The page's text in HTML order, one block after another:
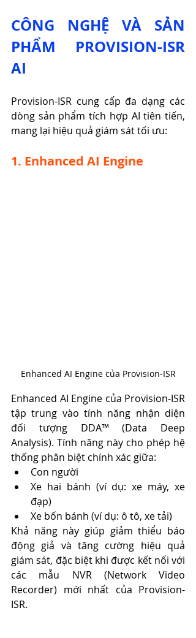
CÔNG NGHỆ VÀ SẢN
PHẨM PROVISION-ISR
AI
Provision-ISR cung cấp đa dạng các
dòng sản phẩm tích hợp AI tiên tiến,
mang lại hiệu quả giám sát tối ưu:
1. Enhanced AI Engine
Enhanced AI Engine của Provision-ISR
Enhanced AI Engine của Provision-ISR
tập trung vào tính năng nhận diện
đối tượng DDA™ (Data Deep
Analysis). Tính năng này cho phép hệ
thống phân biệt chính xác giữa:
Con người
Xe hai bánh (ví dụ: xe máy, xe
đạp)
Xe bốn bánh (ví dụ: ô tô, xe tải)
Khả năng này giúp giảm thiểu báo
động giả và tăng cường hiệu quả
giám sát, đặc biệt khi được kết nối với
các mẫu NVR (Network Video
Recorder) mới nhất của Provision-
ISR.